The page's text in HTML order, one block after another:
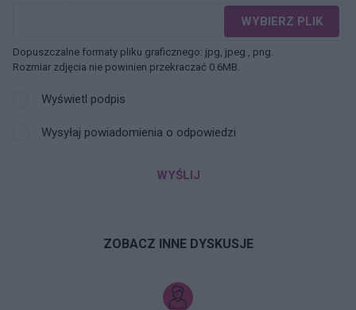
WYBIERZ PLIK
Dopuszczalne formaty pliku graficznego: jpg, jpeg , png.
Rozmiar zdjęcia nie powinien przekraczać 0.6MB.
Wyświetl podpis
Wysyłaj powiadomienia o odpowiedzi
WYŚLIJ
ZOBACZ INNE DYSKUSJE